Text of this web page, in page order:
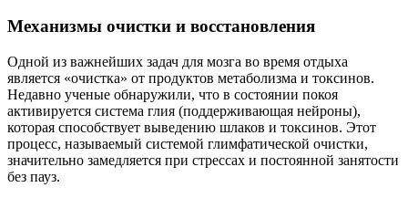
Механизмы очистки и восстановления
Одной из важнейших задач для мозга во время отдыха
является «очистка» от продуктов метаболизма и токсинов.
Недавно ученые обнаружили, что в состоянии покоя
активируется система глия (поддерживающая нейроны),
которая способствует выведению шлаков и токсинов. Этот
процесс, называемый системой глимфатической очистки,
значительно замедляется при стрессах и постоянной занятости
без пауз.